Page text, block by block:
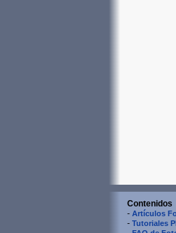
Contenidos
- Artículos
- Tutoriales